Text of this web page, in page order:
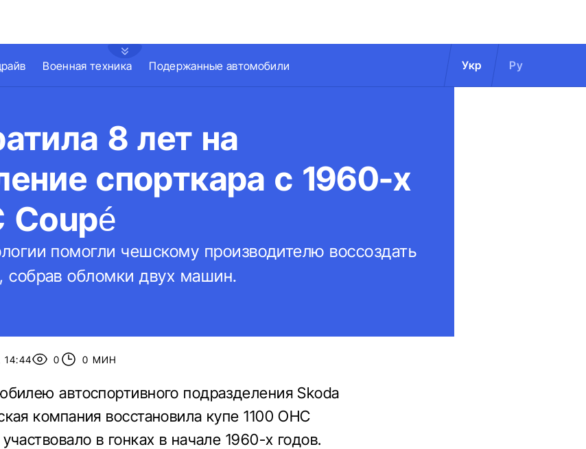
Военная техника Подержанные автомобили Укр Ру
8 лет на
спорткара с 1960-х
Coupé
помогли чешскому производителю воссоздать
собрав обломки двух машин.
0 0 МИН
автоспортивного подразделения Skoda
компания восстановила купе 1100 OHC
в гонках в начале 1960-х годов.